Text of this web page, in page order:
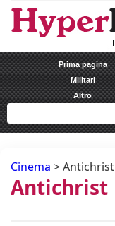
Prima pagina
Militari
Altro
Cinema >Antichrist
Antichrist